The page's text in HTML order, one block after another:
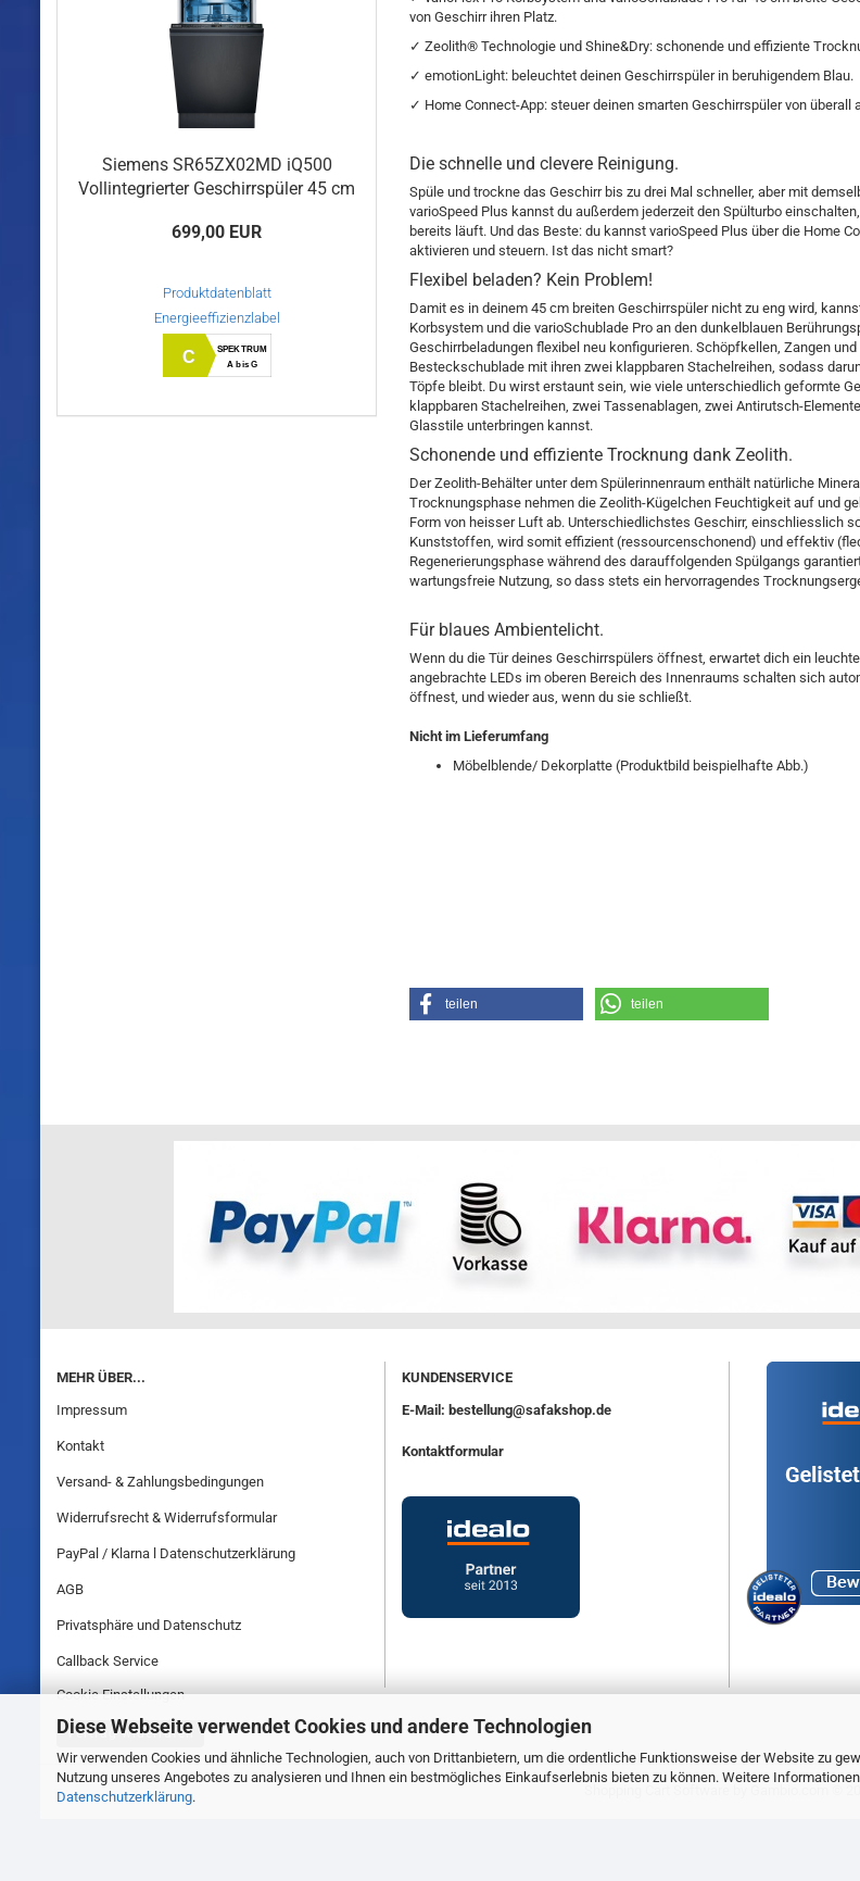
Diese Webseite verwendet Cookies und andere Technologien
Wir verwenden Cookies und ähnliche Technologien, auch von Drittanbietern, um die ordentliche Funktionsweise der Website zu
Nutzung unseres Angebotes zu analysieren und Ihnen ein bestmögliches Einkaufserlebnis bieten zu können. Weitere
Datenschutzerklärung.
von Geschirr ihren Platz.
✓ Zeolith® Technologie und Shine&Dry: schonende und effiziente
✓ emotionLight: beleuchtet deinen Geschirrspüler in beruhigendem Blau.
✓ Home Connect-App: steuer deinen smarten Geschirrspüler von überall
Die schnelle und clevere Reinigung.
Spüle und trockne das Geschirr bis zu drei Mal schneller, aber mit
varioSpeed Plus kannst du außerdem jederzeit den Spülturbo
bereits läuft. Und das Beste: du kannst varioSpeed Plus über die Home
aktivieren und steuern. Ist das nicht smart?
Flexibel beladen? Kein Problem!
Damit es in deinem 45 cm breiten Geschirrspüler nicht zu eng wird,
Korbsystem und die varioSchublade Pro an den dunkelblauen
Geschirrbeladungen flexibel neu konfigurieren. Schöpfkellen, Zangen
Besteckschublade mit ihren zwei klappbaren Stachelreihen, sodass
Töpfe bleibt. Du wirst erstaunt sein, wie viele unterschiedlich geformte
klappbaren Stachelreihen, zwei Tassenablagen, zwei Antirutsch-
Glasstile unterbringen kannst.
Schonende und effiziente Trocknung dank Zeolith.
Der Zeolith-Behälter unter dem Spülerinnenraum enthält natürliche
Trocknungsphase nehmen die Zeolith-Kügelchen Feuchtigkeit auf und
Form von heisser Luft ab. Unterschiedlichstes Geschirr, einschliesslich
Kunststoffen, wird somit effizient (ressourcenschonend) und effektiv
Regenerierungsphase während des darauffolgenden Spülgangs
wartungsfreie Nutzung, so dass stets ein hervorragendes
Für blaues Ambientelicht.
Wenn du die Tür deines Geschirrspülers öffnest, erwartet dich ein
angebrachte LEDs im oberen Bereich des Innenraums schalten sich
öffnest, und wieder aus, wenn du sie schließt.
Nichtim Lieferumfang
Möbelblende/ Dekorplatte (Produktbild beispielhafte Abb.)
teilen teilen
Siemens SR65ZX02MD iQ500
Vollintegrierter Geschirrspüler 45 cm
699,00 EUR
Produktdatenblatt
Energieeffizienzlabel
C
SPEKTRUM
A bis G
MEHR ÜBER...
Impressum
Kontakt
Versand- & Zahlungsbedingungen
Widerrufsrecht & Widerrufsformular
PayPal / Klarna l Datenschutzerklärung
AGB
Privatsphäre und Datenschutz
Callback Service
Cookie Einstellungen
KUNDENSERVICE
E-Mail: bestellung@safakshop.de
Kontaktformular
Vertrag widerrufen